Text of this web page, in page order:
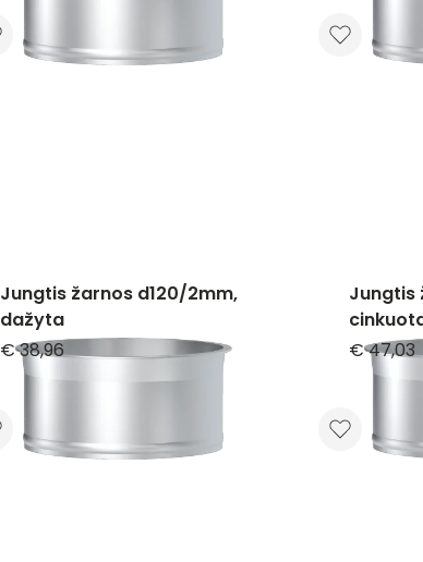
Jungtis žarnos d120/2mm,
dažyta
€ 38,96
Jungtis
€ 47,03